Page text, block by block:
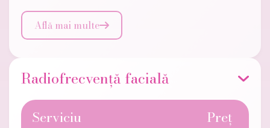
Află mai multe
Radiofrecvență facială
Serviciu Preț